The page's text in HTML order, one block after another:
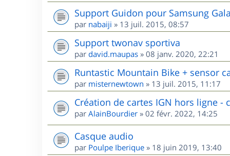
Support Guidon pour Samsung
par nabaiji » 13 juil. 2015, 08:57
Support twonav sportiva
par david.maupas » 08 janv. 2020, 22:21
Runtastic Mountain Bike + sensor
par misternewtown » 13 juil. 2015, 11:17
Création de cartes IGN hors ligne -
par AlainBourdier » 02 févr. 2022, 14:25
Casque audio
par Poulpe Iberique » 18 juin 2019, 13:40